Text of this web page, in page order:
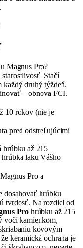
Magnus Pro?
starostlivosť. Stačí
každý druhý týždeň.
– obnova FCI.
10 rokov (nie je
pred odstreľujúcimi
hrúbku až 215
laku Vášho
Pro a
dosahovať hrúbku
tvrdosť. Na rozdiel od
Pro hrúbku až 215
voči kamienkom,
kovovým
keramická ochrana je